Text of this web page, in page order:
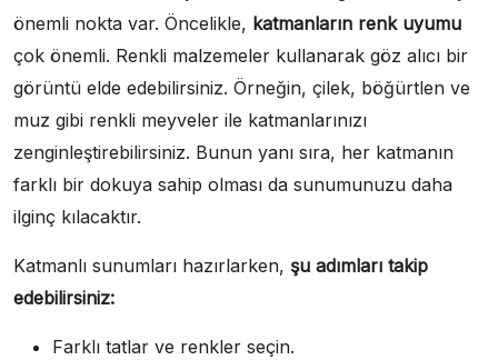
önemli nokta var. Öncelikle, katmanların renk uyumu
çok önemli. Renkli malzemeler kullanarak göz alıcı bir
görüntü elde edebilirsiniz. Örneğin, çilek, böğürtlen ve
muz gibi renkli meyveler ile katmanlarınızı
zenginleştirebilirsiniz. Bunun yanı sıra, her katmanın
farklı bir dokuya sahip olması da sunumunuzu daha
ilginç kılacaktır.
Katmanlı sunumları hazırlarken, şu adımları takip
edebilirsiniz:
Farklı tatlar ve renkler seçin.